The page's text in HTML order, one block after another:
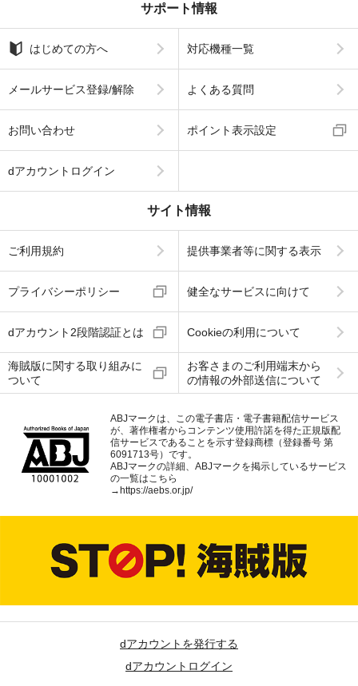
サポート情報
はじめての方へ 対応機種一覧
メールサービス登録/解除 よくある質問
お問い合わせ ポイント表示設定
dアカウントログイン
サイト情報
ご利用規約 提供事業者等に関する表示
プライバシーポリシー 健全なサービスに向けて
dアカウント2段階認証とは Cookieの利用について
海賊版に関する取り組みに
ついて
お客さまのご利用端末から
の情報の外部送信について
ABJマークは、この電子書店・電子書籍配信サービス
が、著作権者からコンテンツ使用許諾を得た正規版配
信サービスであることを示す登録商標（登録番号 第
6091713号）です。
ABJマークの詳細、ABJマークを掲示しているサービス
の一覧はこちら
→https://aebs.or.jp/
dアカウントを発行する
dアカウントログイン